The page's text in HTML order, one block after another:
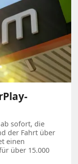
sofort, die
der Fahrt über
einen
über 15.000